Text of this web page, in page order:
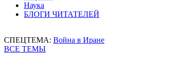
Наука
БЛОГИ ЧИТАТЕЛЕЙ
СПЕЦТЕМА: Война в Иране
ВСЕ ТЕМЫ